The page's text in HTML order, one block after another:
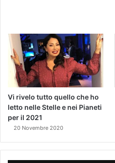
Vi rivelo tutto quello che ho
letto nelle Stelle e nei Pianeti
per il 2021
20 Novembre 2020